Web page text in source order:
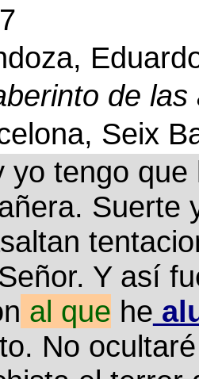
de las
Seix
yo tengo
Suerte
Y así
al que he
No